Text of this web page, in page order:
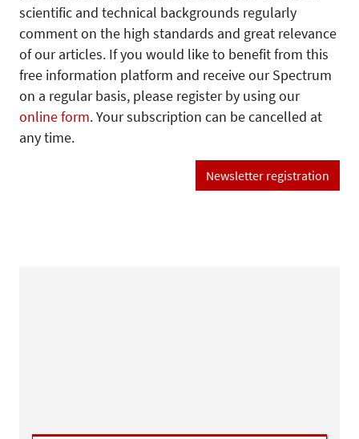
scientific and technical backgrounds regularly
comment on the high standards and great relevance
of our articles. If you would like to benefit from this
free information platform and receive our Spectrum
on a regular basis, please register by using our
online form. Your subscription can be cancelled at
any time.
Newsletter registration